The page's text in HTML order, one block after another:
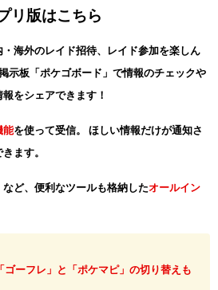
リ版はこちら
・海外のレイド招待、レイド参加を楽しん
示板「ポケゴボード」で情報のチェックや
をシェアできます！
能を使って受信。 ほしい情報だけが通知さ
ます。
ど、便利なツールも格納したオールイン
ゴーフレ」と「ポケマピ」の切り替えも